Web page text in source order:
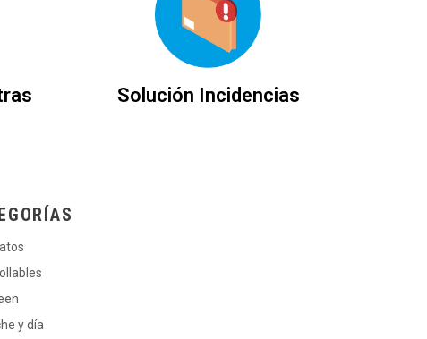
Solución Incidencias
y día